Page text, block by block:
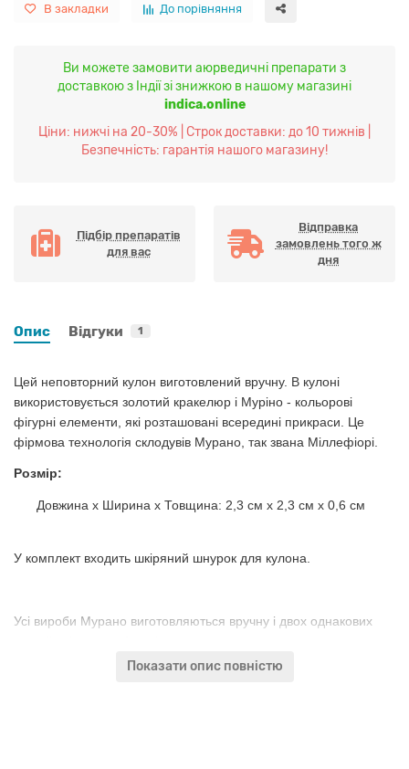
В закладки До порівняння
Ви можете замовити аюрведичні препарати з
доставкою з Індії зі знижкою в нашому магазині
indica.online
Ціни: нижчі на 20-30% | Строк доставки: до 10 тижнів |
Безпечність: гарантія нашого магазину!
Підбір препаратів
для вас
Відправка
замовлень того ж
дня
Опис Відгуки 1
Цей неповторний кулон виготовлений вручну. В кулоні
використовується золотий кракелюр і Муріно - кольорові
фігурні елементи, які розташовані всередині прикраси. Це
фірмова технологія склодувів Мурано, так звана Міллефіорі.
Розмір:
Довжина х Ширина х Товщина: 2,3 см х 2,3 см х 0,6 см
У комплект входить шкіряний шнурок для кулона.
Усі вироби Мурано виготовляються вручну і двох однакових
Ми намагаємося передавати на фото кольору
Показати опис повністю